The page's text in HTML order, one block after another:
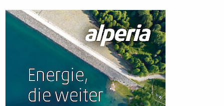
Skip to content